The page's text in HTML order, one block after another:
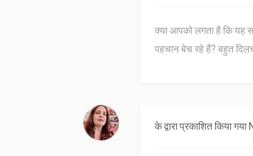
क्या आपको लगता है कि यह
पहचान बेच रहे हैं? बहुत
के द्वारा प्रकाशित किया गया